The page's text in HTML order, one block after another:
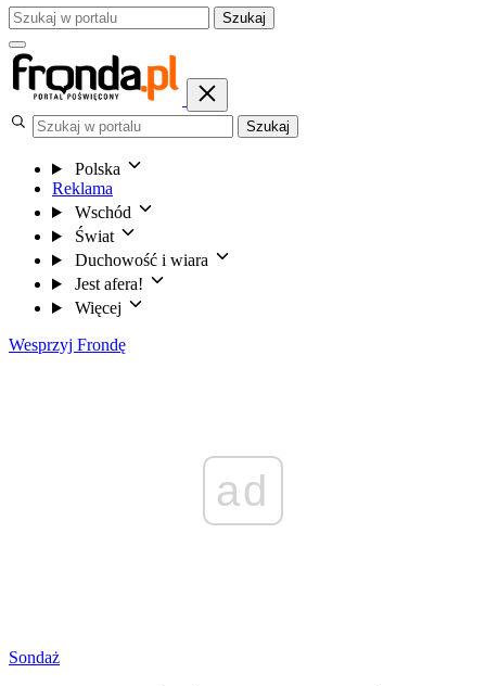
Szukaj
Szukaj
Polska
Reklama
Wschód
Świat
Duchowość i wiara
Jest afera!
Więcej
Wesprzyj Frondę
ad
Sondaż